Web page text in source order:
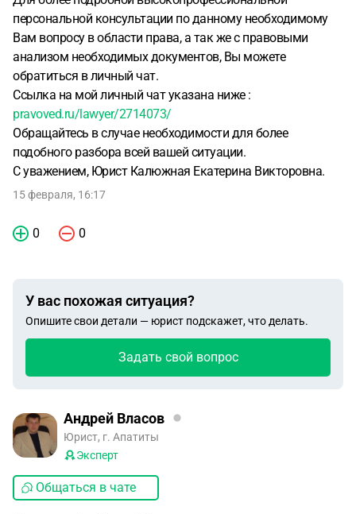
персональной консультации по данному необходимому
Вам вопросу в области права, а так же с правовыми
анализом необходимых документов, Вы можете
обратиться в личный чат.
Ссылка на мой личный чат указана ниже :
pravoved.ru/lawyer/2714073/
Обращайтесь в случае необходимости для более
подобного разбора всей вашей ситуации.
С уважением, Юрист Калюжная Екатерина Викторовна.
15 февраля, 16:17
0 0
У вас похожая ситуация?
Опишите свои детали — юрист подскажет, что делать.
Задать свой вопрос
Андрей Власов
Юрист, г. Апатиты
Эксперт
Общаться в чате